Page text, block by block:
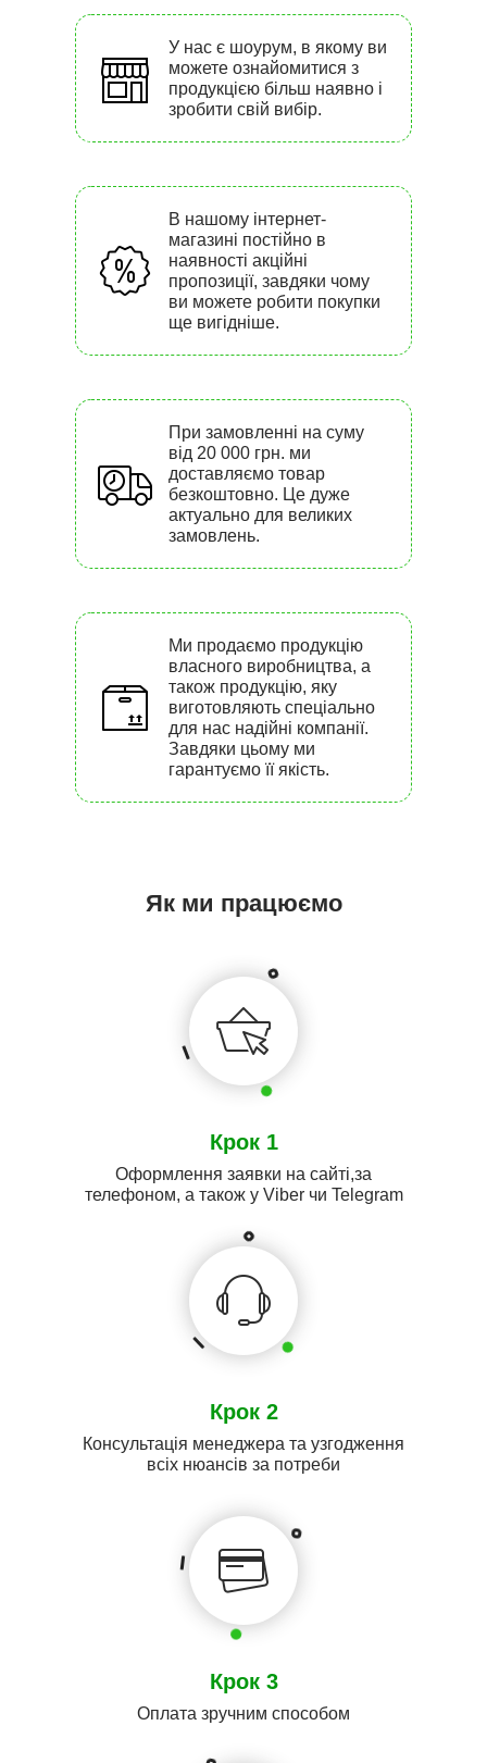
У нас є шоурум, в якому ви
можете ознайомитися з
продукцією більш наявно і
зробити свій вибір.
В нашому інтернет-
магазині постійно в
наявності акційні
пропозиції, завдяки чому
ви можете робити покупки
ще вигідніше.
При замовленні на суму
від 20 000 грн. ми
доставляємо товар
безкоштовно. Це дуже
актуально для великих
замовлень.
Ми продаємо продукцію
власного виробництва, а
також продукцію, яку
виготовляють спеціально
для нас надійні компанії.
Завдяки цьому ми
гарантуємо її якість.
Як ми працюємо
Крок 1
Оформлення заявки на сайті,за
телефоном, а також у Viber чи Telegram
Крок 2
Консультація менеджера та узгодження
всіх нюансів за потреби
Крок 3
Оплата зручним способом